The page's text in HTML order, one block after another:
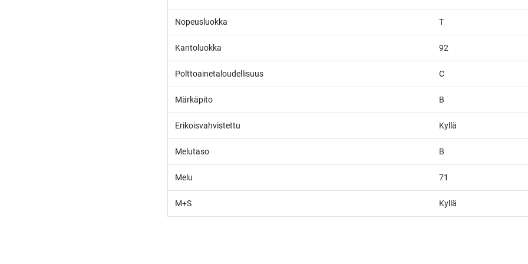
Nopeusluokka T
Kantoluokka 92
Polttoainetaloudellisuus C
Märkäpito B
Erikoisvahvistettu Kyllä
Melutaso B
Melu 71
M+S Kyllä